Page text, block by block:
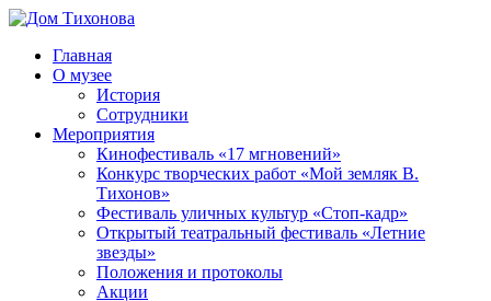
Перейти
содержимому
Дом
Тихонова
ППМВК
Главная
О музее
История
Сотрудники
Мероприятия
Кинофестиваль «17 мгновений»
Конкурс творческих работ «Мой земляк В.
Тихонов»
Фестиваль уличных культур «Стоп-кадр»
Открытый театральный фестиваль «Летние
звезды»
Положения и протоколы
Акции